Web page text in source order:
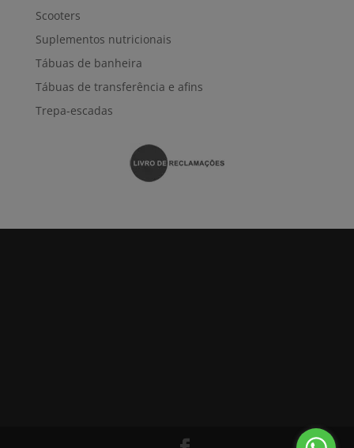
Scooters
Suplementos nutricionais
Tábuas de banheira
Tábuas de transferência e afins
Trepa-escadas